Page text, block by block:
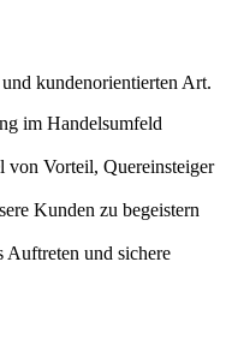
kundenorientierten Art.
im Handelsumfeld
von Vorteil, Quereinsteiger
Kunden zu begeistern
Auftreten und sichere